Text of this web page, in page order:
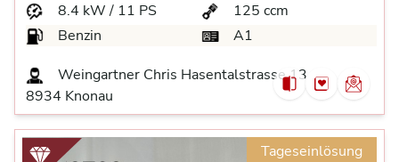
8.4 kW / 11 PS
125 ccm
Benzin
A1
Weingartner Chris Hasentalstrasse 13
8934 Knonau
Tageseinlösung